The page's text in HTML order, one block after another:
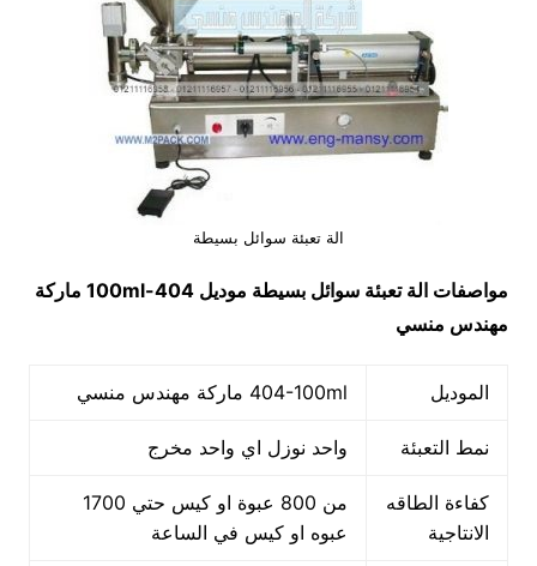
الة تعبئة سوائل بسيطة
مواصفات الة تعبئة سوائل بسيطة موديل 404-100ml
ماركة
مهندس منسي
الموديل 404-100ml ماركة مهندس منسي
نمط التعبئة واحد نوزل اي واحد مخرج
كفاءة الطاقه
الانتاجية
من 800 عبوة او كيس حتي 1700
عبوه او كيس في الساعة